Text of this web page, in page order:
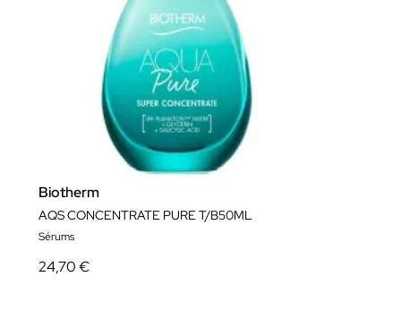
Biotherm
AQS CONCENTRATE PURE T/B50ML
Sérums
24,70 €